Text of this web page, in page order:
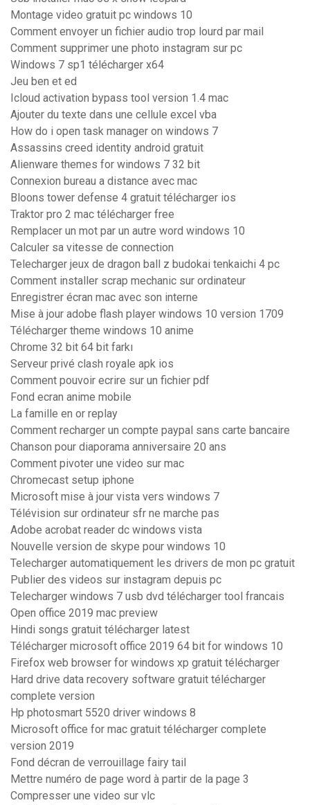
Montage video gratuit pc windows 10
Comment envoyer un fichier audio trop lourd par mail
Comment supprimer une photo instagram sur pc
Windows 7 sp1 télécharger x64
Jeu ben et ed
Icloud activation bypass tool version 1.4 mac
Ajouter du texte dans une cellule excel vba
How do i open task manager on windows 7
Assassins creed identity android gratuit
Alienware themes for windows 7 32 bit
Connexion bureau a distance avec mac
Bloons tower defense 4 gratuit télécharger ios
Traktor pro 2 mac télécharger free
Remplacer un mot par un autre word windows 10
Calculer sa vitesse de connection
Telecharger jeux de dragon ball z budokai tenkaichi 4 pc
Comment installer scrap mechanic sur ordinateur
Enregistrer écran mac avec son interne
Mise à jour adobe flash player windows 10 version 1709
Télécharger theme windows 10 anime
Chrome 32 bit 64 bit farkı
Serveur privé clash royale apk ios
Comment pouvoir ecrire sur un fichier pdf
Fond ecran anime mobile
La famille en or replay
Comment recharger un compte paypal sans carte bancaire
Chanson pour diaporama anniversaire 20 ans
Comment pivoter une video sur mac
Chromecast setup iphone
Microsoft mise à jour vista vers windows 7
Télévision sur ordinateur sfr ne marche pas
Adobe acrobat reader dc windows vista
Nouvelle version de skype pour windows 10
Telecharger automatiquement les drivers de mon pc gratuit
Publier des videos sur instagram depuis pc
Telecharger windows 7 usb dvd télécharger tool francais
Open office 2019 mac preview
Hindi songs gratuit télécharger latest
Télécharger microsoft office 2019 64 bit for windows 10
Firefox web browser for windows xp gratuit télécharger
Hard drive data recovery software gratuit télécharger
complete version
Hp photosmart 5520 driver windows 8
Microsoft office for mac gratuit télécharger complete
version 2019
Fond décran de verrouillage fairy tail
Mettre numéro de page word à partir de la page 3
Compresser une video sur vlc